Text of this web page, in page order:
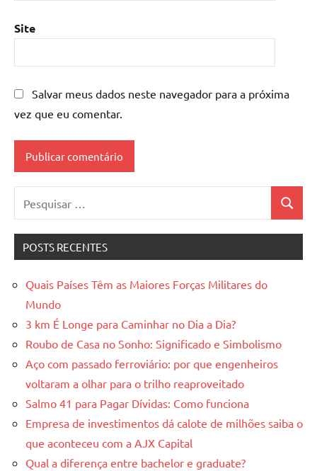
Site
Salvar meus dados neste navegador para a próxima
vez que eu comentar.
por:
POSTS RECENTES
Quais Países Têm as Maiores Forças Militares do
Mundo
3 km É Longe para Caminhar no Dia a Dia?
Roubo de Casa no Sonho: Significado e Simbolismo
Aço com passado ferroviário: por que engenheiros
voltaram a olhar para o trilho reaproveitado
Salmo 41 para Pagar Dívidas: Como funciona
Empresa de investimentos dá calote de milhões saiba o
que aconteceu com a AJX Capital
Qual a diferença entre bachelor e graduate?